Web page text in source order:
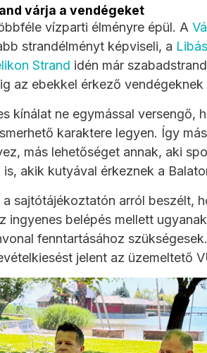
várja a vendégeket
vízparti élményre épül. A
strandélményt képviseli, a
Strand idén már
az ebekkel érkező
kínálat ne egymással versengő,
karaktere legyen. Így
más lehetőséget annak, aki
akik kutyával érkeznek a
sajtótájékoztatón arról beszélt,
ingyenes belépés mellett
fenntartásához
jelent az üzemeltető